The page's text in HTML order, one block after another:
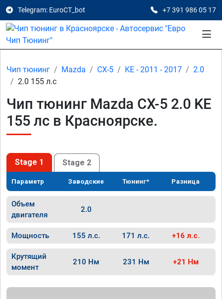
Telegram: EuroCT_bot +7 391 986 05 17
Чип тюнинг Mazda CX-5 KE - 2011 - 2017
2.0
2.0 155 л.с
Чип тюнинг Mazda CX-5 2.0 KE
155 лс в Красноярске.
Stage 1 Stage 2
Параметр Заводские Тюнинг* Разница
Объем
двигателя
2.0
Мощность 155 л.с. 171 л.с. +16 л.с.
Крутящий
момент
210 Нм 231 Нм +21 Нм